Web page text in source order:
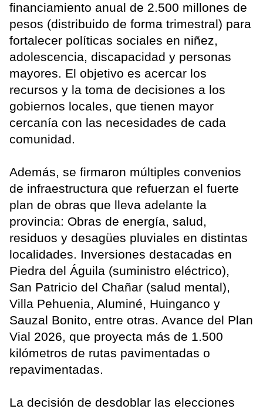
financiamiento anual de 2.500 millones de
pesos (distribuido de forma trimestral) para
fortalecer políticas sociales en niñez,
adolescencia, discapacidad y personas
mayores. El objetivo es acercar los
recursos y la toma de decisiones a los
gobiernos locales, que tienen mayor
cercanía con las necesidades de cada
comunidad.
Además, se firmaron múltiples convenios
de infraestructura que refuerzan el fuerte
plan de obras que lleva adelante la
provincia: Obras de energía, salud,
residuos y desagües pluviales en distintas
localidades. Inversiones destacadas en
Piedra del Águila (suministro eléctrico),
San Patricio del Chañar (salud mental),
Villa Pehuenia, Aluminé, Huinganco y
Sauzal Bonito, entre otras. Avance del Plan
Vial 2026, que proyecta más de 1.500
kilómetros de rutas pavimentadas o
repavimentadas.
La decisión de desdoblar las elecciones